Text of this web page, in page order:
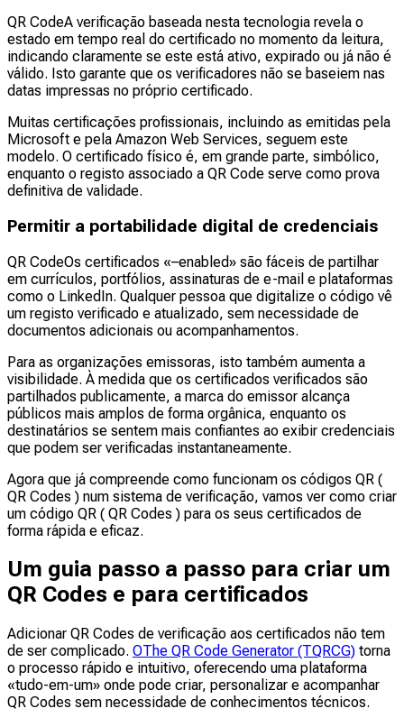
QR CodeA verificação baseada nesta tecnologia revela o
estado em tempo real do certificado no momento da leitura,
indicando claramente se este está ativo, expirado ou já não é
válido. Isto garante que os verificadores não se baseiem nas
datas impressas no próprio certificado.
Muitas certificações profissionais, incluindo as emitidas pela
Microsoft e pela Amazon Web Services, seguem este
modelo. O certificado físico é, em grande parte, simbólico,
enquanto o registo associado a QR Code serve como prova
definitiva de validade.
Permitir a portabilidade digital de credenciais
QR CodeOs certificados «–enabled» são fáceis de partilhar
em currículos, portfólios, assinaturas de e-mail e plataformas
como o LinkedIn. Qualquer pessoa que digitalize o código vê
um registo verificado e atualizado, sem necessidade de
documentos adicionais ou acompanhamentos.
Para as organizações emissoras, isto também aumenta a
visibilidade. À medida que os certificados verificados são
partilhados publicamente, a marca do emissor alcança
públicos mais amplos de forma orgânica, enquanto os
destinatários se sentem mais confiantes ao exibir credenciais
que podem ser verificadas instantaneamente.
Agora que já compreende como funcionam os códigos QR (
QR Codes ) num sistema de verificação, vamos ver como criar
um código QR ( QR Codes ) para os seus certificados de
forma rápida e eficaz.
Um guia passo a passo para criar um
QR Codes e para certificados
Adicionar QR Codes de verificação aos certificados não tem
de ser complicado. OThe QR Code Generator (TQRCG) torna
o processo rápido e intuitivo, oferecendo uma plataforma
«tudo-em-um» onde pode criar, personalizar e acompanhar
QR Codes sem necessidade de conhecimentos técnicos.